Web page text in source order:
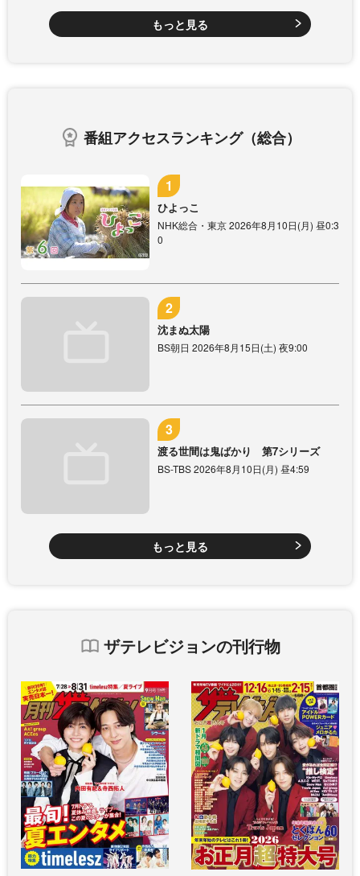
もっと見る
番組アクセスランキング（総合）
ひよっこ
NHK総合・東京 2026年8月10日(月) 昼0:3
0
沈まぬ太陽
BS朝日 2026年8月15日(土) 夜9:00
渡る世間は鬼ばかり 第7シリーズ
BS-TBS 2026年8月10日(月) 昼4:59
もっと見る
ザテレビジョンの刊行物